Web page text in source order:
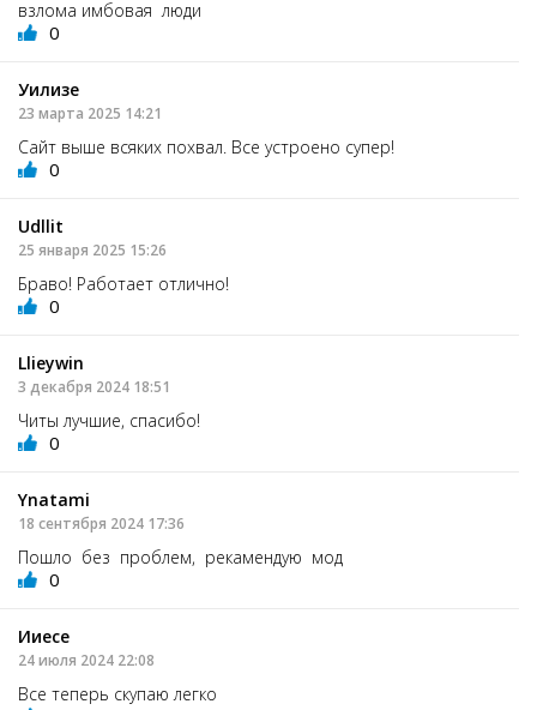
взлома имбовая люди
0
Уилизе
23 марта 2025 14:21
Сайт выше всяких похвал. Все устроено супер!
0
Udllit
25 января 2025 15:26
Браво! Работает отлично!
0
Llieywin
3 декабря 2024 18:51
Читы лучшие, спасибо!
0
Ynatami
18 сентября 2024 17:36
Пошло без проблем, рекамендую мод
0
Ииесе
24 июля 2024 22:08
Все теперь скупаю легко